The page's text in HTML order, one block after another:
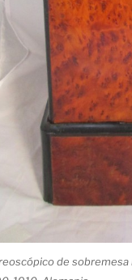
de sobremesa